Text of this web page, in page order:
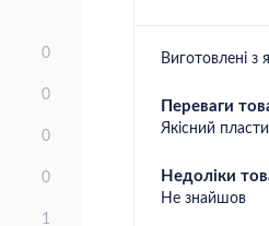
0
0
0
0
1
Виготовлені з
Переваги
Якісний
Недоліки
Не знайшов